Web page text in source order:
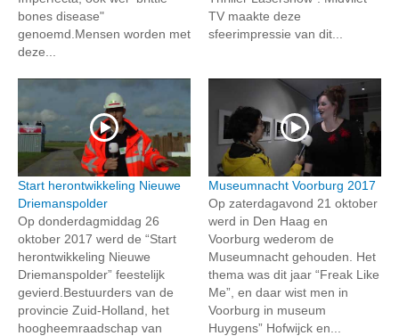
bones disease"
genoemd.Mensen worden met
deze...
TV maakte deze
sfeerimpressie van dit...
Start herontwikkeling Nieuwe
Driemanspolder
Op donderdagmiddag 26
oktober 2017 werd de “Start
herontwikkeling Nieuwe
Driemanspolder” feestelijk
gevierd.Bestuurders van de
provincie Zuid-Holland, het
hoogheemraadschap van
Museumnacht Voorburg 2017
Op zaterdagavond 21 oktober
werd in Den Haag en
Voorburg wederom de
Museumnacht gehouden. Het
thema was dit jaar “Freak Like
Me”, en daar wist men in
Voorburg in museum
Huygens” Hofwijck en...